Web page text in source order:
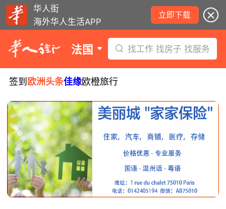
华人街
海外华人生活APP
立即下载
法国 找工作 找房子 找服务
签到 欧洲头条佳缘欧橙旅行